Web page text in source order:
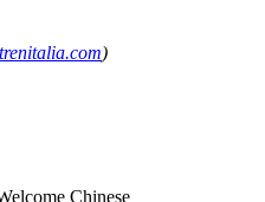
)
Chinese